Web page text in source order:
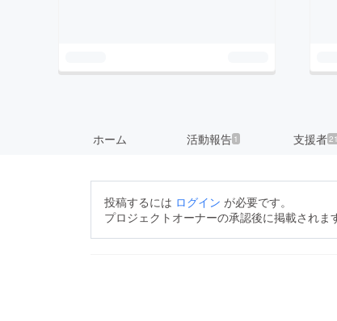
ホーム 活動報告 1 支援者21
投稿するには ログイン が必要です。
プロジェクトオーナーの承認後に掲載されま